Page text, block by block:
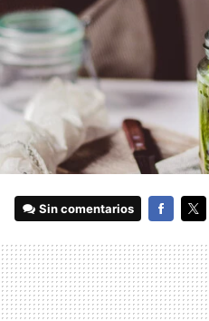
Sin comentarios